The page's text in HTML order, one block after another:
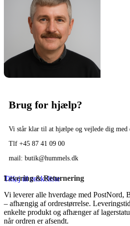
Brug for hjælp?
Vi står klar til at hjælpe og vejlede dig med
Tlf +45 87 41 09 00
mail: butik@hummels.dk
Tilføj til ønskeliste
Levering & Returnering
Vi leverer alle hverdage med PostNord,
– afhængig af ordrestørrelse.
enkelte produkt og afhænger af
når ordren er afsendt.